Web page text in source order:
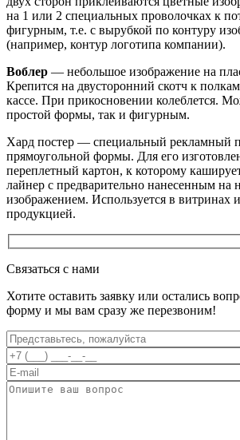
на 1 или 2 специальных проволочках к
фигурным, т.е. с вырубкой по контуру
(например, контур логотипа компании).
Воблер — небольшое изображение на
Крепится на двусторонний скотч к
кассе. При прикосновении колеблется.
простой формы, так и фигурным.
Хард постер — специальный рекламный
прямоугольной формы. Для его
переплетный картон, к которому
лайнер с предварительно нанесенным на
изображением. Используется в витринах
продукцией.
Связаться с нами
Хотите оставить заявку или остались
форму и мы вам сразу же перезвоним!